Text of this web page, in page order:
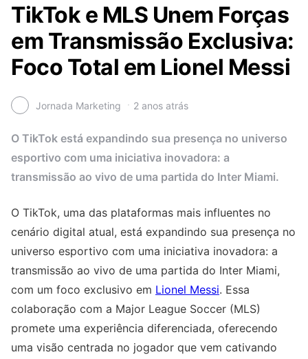
TikTok e MLS Unem Forças
em Transmissão Exclusiva:
Foco Total em Lionel Messi
Jornada Marketing 2 anos atrás
O TikTok está expandindo sua presença no universo
esportivo com uma iniciativa inovadora: a
transmissão ao vivo de uma partida do Inter Miami.
O TikTok, uma das plataformas mais influentes no
cenário digital atual, está expandindo sua presença no
universo esportivo com uma iniciativa inovadora: a
transmissão ao vivo de uma partida do Inter Miami,
com um foco exclusivo em Lionel Messi. Essa
colaboração com a Major League Soccer (MLS)
promete uma experiência diferenciada, oferecendo
uma visão centrada no jogador que vem cativando